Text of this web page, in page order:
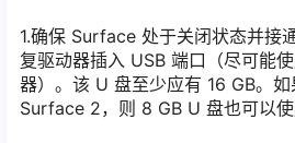
1.确保 Surface 处于关闭状态并接
复驱动器插入 USB 端口（尽可能
器）。该 U 盘至少应有 16 GB。
Surface 2，则 8 GB U 盘也可以使